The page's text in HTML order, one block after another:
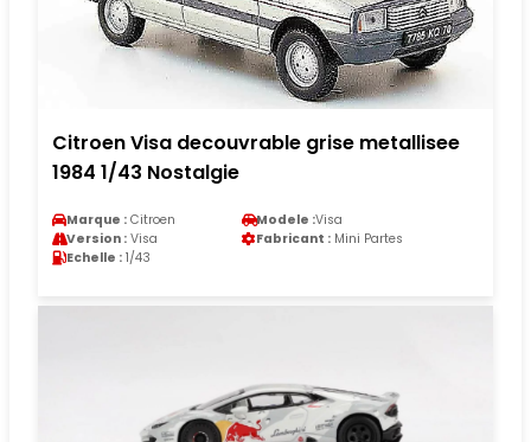
Citroen Visa decouvrable grise metallisee
1984 1/43 Nostalgie
Marque : Citroen Modele :Visa
Version : Visa Fabricant : Mini Partes
Echelle : 1/43